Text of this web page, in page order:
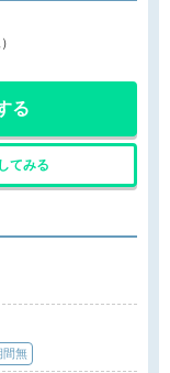
る
てみる
間無